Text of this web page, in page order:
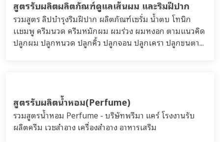
สูตรรับผลิตผลิตภัณฑ์ดูแลเส้นผม และริมฝีปาก
รวมสูตร ลิปบำรุงริมฝีปาก ผลิตภัณฑ์เซรั่ม น้ำตบ โทนิก
เเชมพู ครีมนวด ครีมหมักผม ผมร่วง ผมหงอก ตามแนวคิด
ปลูกผม ปลูกหนวด ปลูกคิ้ว ปลูกจอน ปลูกเครา ปลูกขนตา...
สูตรรับผลิตน้ำหอม(Perfume)
รวมสูตรน้ำหอม Perfume - บริษัทพรีมา แคร์ โรงงานรับ
ผลิตครีม เวชสำอาง เครื่องสำอาง อาหารเสริม